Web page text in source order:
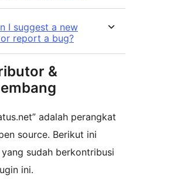
I suggest a new
report a bug?
&
adalah perangkat
source. Berikut ini
sudah berkontribusi
ini.